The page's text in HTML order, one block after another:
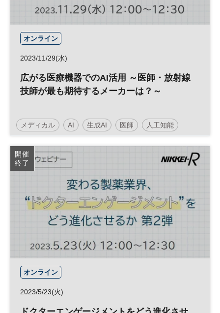
オンライン
2023/11/29(水)
広がる医療機器でのAI活用 ～医師・放射線
技師が最も期待するメーカーは？～
メディカル AI 生成AI 医師 人工知能
ヘルスケア
開催
終了
オンライン
2023/5/23(火)